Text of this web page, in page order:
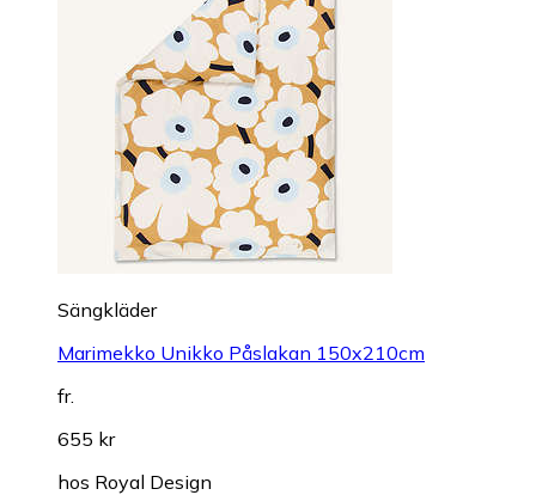
Sängkläder
Marimekko Unikko Påslakan 150x210cm
fr.
655 kr
hos Royal Design